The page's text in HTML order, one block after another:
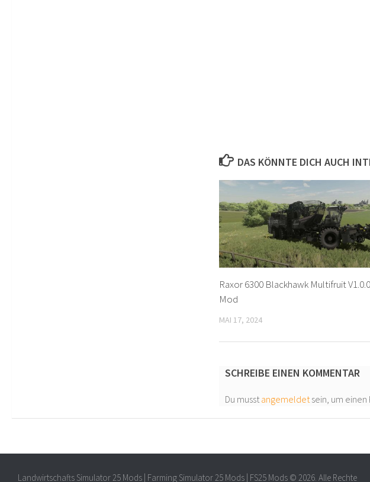
DAS KÖNNTE DICH AUCH
Raxor 6300 Blackhawk Multifruit
Mod
MAI 17, 2024
SCHREIBE EINEN KOMMENTAR
Du musstangemeldetsein, um einen
Landwirtschafts Simulator 25 Mods | Farming Simulator 25 Mods | FS25 Mods © 2026. Alle Rechte